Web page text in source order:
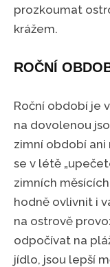
prozkoumat
krážem.
ROČNÍ
Roční období je
na dovolenou
zimní období ani
se v létě
zimních
hodně ovlivnit i
na ostrově
odpočívat na
jídlo, jsou lepší